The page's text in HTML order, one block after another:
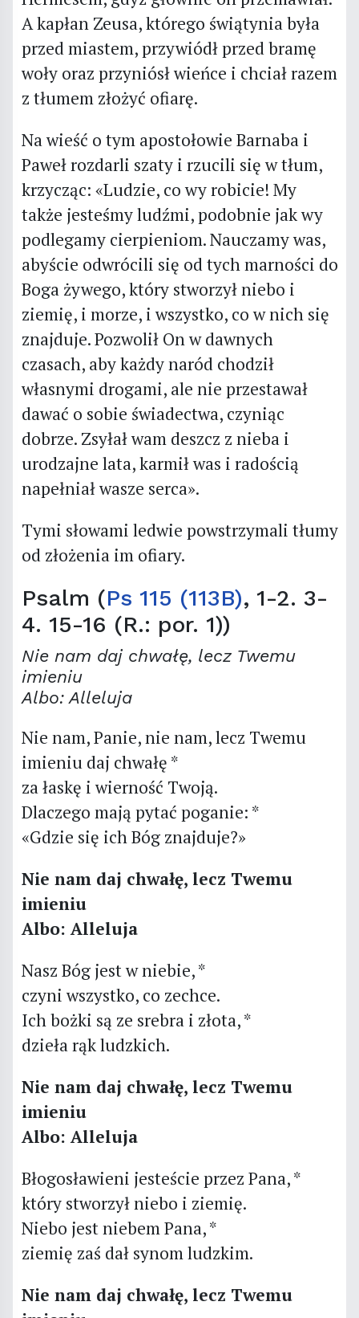
A kapłan Zeusa, którego świątynia była
przed miastem, przywiódł przed bramę
woły oraz przyniósł wieńce i chciał razem
z tłumem złożyć ofiarę.
Na wieść o tym apostołowie Barnaba i
Paweł rozdarli szaty i rzucili się w tłum,
krzycząc: «Ludzie, co wy robicie! My
także jesteśmy ludźmi, podobnie jak wy
podlegamy cierpieniom. Nauczamy was,
abyście odwrócili się od tych marności do
Boga żywego, który stworzył niebo i
ziemię, i morze, i wszystko, co w nich się
znajduje. Pozwolił On w dawnych
czasach, aby każdy naród chodził
własnymi drogami, ale nie przestawał
dawać o sobie świadectwa, czyniąc
dobrze. Zsyłał wam deszcz z nieba i
urodzajne lata, karmił was i radością
napełniał wasze serca».
Tymi słowami ledwie powstrzymali tłumy
od złożenia im ofiary.
Psalm (Ps 115 (113B), 1-2. 3-
4. 15-16 (R.: por. 1))
Nie nam daj chwałę, lecz Twemu
imieniu
Albo: Alleluja
Nie nam, Panie, nie nam, lecz Twemu
imieniu daj chwałę *
za łaskę i wierność Twoją.
Dlaczego mają pytać poganie: *
«Gdzie się ich Bóg znajduje?»
Nie nam daj chwałę, lecz Twemu
imieniu
Albo: Alleluja
Nasz Bóg jest w niebie, *
czyni wszystko, co zechce.
Ich bożki są ze srebra i złota, *
dzieła rąk ludzkich.
Nie nam daj chwałę, lecz Twemu
imieniu
Albo: Alleluja
Błogosławieni jesteście przez Pana, *
który stworzył niebo i ziemię.
Niebo jest niebem Pana, *
ziemię zaś dał synom ludzkim.
Nie nam daj chwałę, lecz Twemu